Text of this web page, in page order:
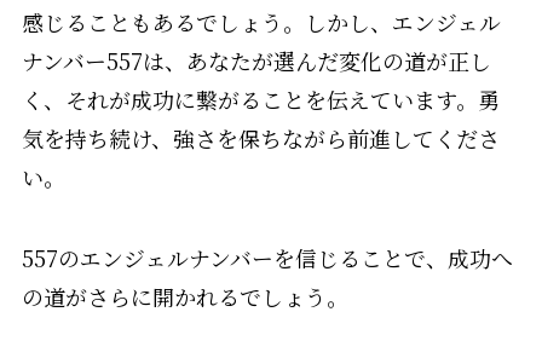
感じることもあるでしょう。しかし、エンジェル
ナンバー557は、あなたが選んだ変化の道が正し
く、それが成功に繋がることを伝えています。勇
気を持ち続け、強さを保ちながら前進してくださ
い。
557のエンジェルナンバーを信じることで、成功へ
の道がさらに開かれるでしょう。